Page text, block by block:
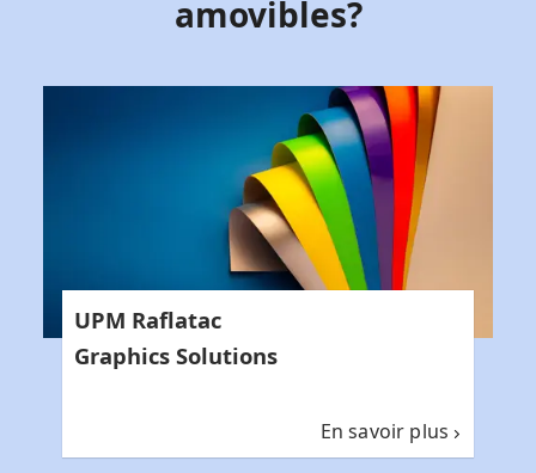
amovibles?
UPM Raflatac
Graphics Solutions
En savoir plus